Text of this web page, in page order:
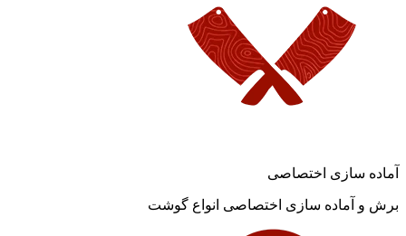
آماده سازی اختصاصی
برش و آماده سازی اختصاصی انواع گوشت